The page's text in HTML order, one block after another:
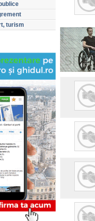
turism